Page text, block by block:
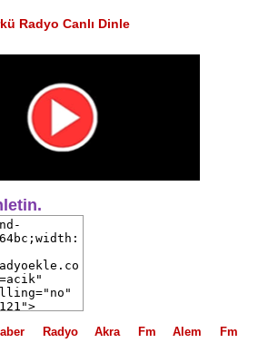
Radyo Canlı Dinle
Radyo Akra Fm
Alem Fm